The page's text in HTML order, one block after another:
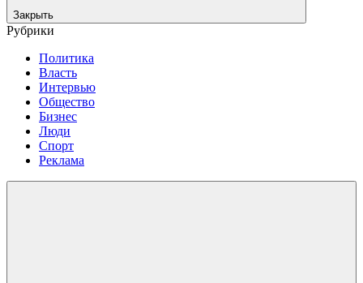
Закрыть
Рубрики
Политика
Власть
Интервью
Общество
Бизнес
Люди
Спорт
Реклама